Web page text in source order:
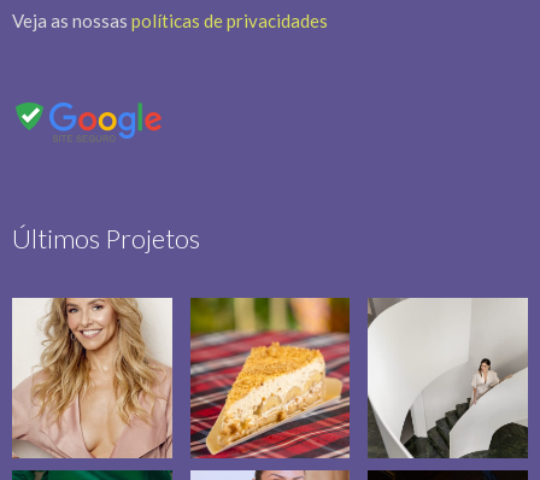
Veja as nossas políticas de privacidades
Últimos Projetos